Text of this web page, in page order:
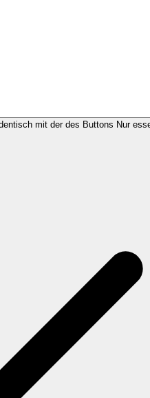
mit der des Buttons Nur